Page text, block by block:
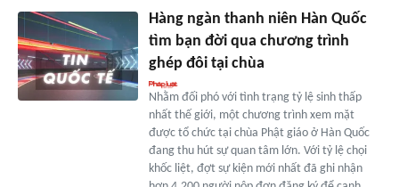
Hàng ngàn thanh niên Hàn Quốc
tìm bạn đời qua chương trình
ghép đôi tại chùa
Nhằm đối phó với tình trạng tỷ lệ sinh thấp
nhất thế giới, một chương trình xem mặt
được tổ chức tại chùa Phật giáo ở Hàn Quốc
đang thu hút sự quan tâm lớn. Với tỷ lệ chọi
khốc liệt, đợt sự kiện mới nhất đã ghi nhận